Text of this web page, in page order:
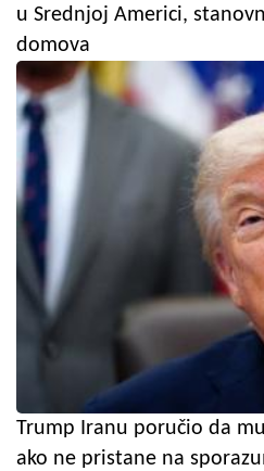
u Srednjoj Americi,
domova
Trump Iranu poručio da
ako ne pristane na